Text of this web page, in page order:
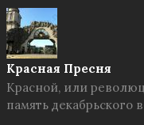
Красная Пресня
Красной, или
память декабрьского